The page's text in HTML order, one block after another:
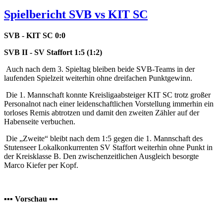
Spielbericht SVB vs KIT SC
SVB - KIT SC 0:0
SVB II - SV Staffort 1:5 (1:2)
Auch nach dem 3. Spieltag bleiben beide SVB-Teams in der
laufenden Spielzeit weiterhin ohne dreifachen Punktgewinn.
Die 1. Mannschaft konnte Kreisligaabsteiger KIT SC trotz großer
Personalnot nach einer leidenschaftlichen Vorstellung immerhin ein
torloses Remis abtrotzen und damit den zweiten Zähler auf der
Habenseite verbuchen.
Die „Zweite“ bleibt nach dem 1:5 gegen die 1. Mannschaft des
Stutenseer Lokalkonkurrenten SV Staffort weiterhin ohne Punkt in
der Kreisklasse B. Den zwischenzeitlichen Ausgleich besorgte
Marco Kiefer per Kopf.
▪️▪️▪️ Vorschau ▪️▪️▪️